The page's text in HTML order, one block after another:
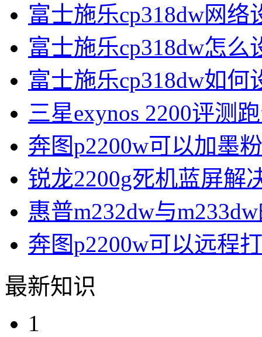
富士施乐cp318dw网络
富士施乐cp318dw怎么
富士施乐cp318dw如何
三星exynos 2200评测
奔图p2200w可以加墨
锐龙2200g死机蓝屏解
惠普m232dw与
奔图p2200w可以远程
最新知识
1